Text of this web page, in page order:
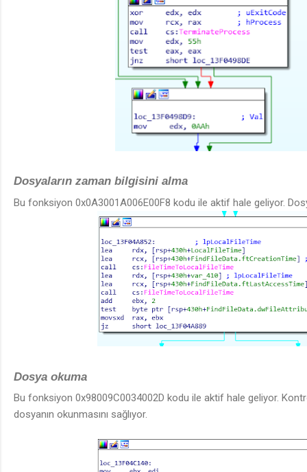
Dosyaların zaman bilgisini alma
Bu fonksiyon 0x0A3001A006E00F8 kodu ile aktif hale geliyor.
Dosya okuma
Bu fonksiyon 0x98009C0034002D kodu ile aktif hale geliyor.
dosyanın okunmasını sağlıyor.